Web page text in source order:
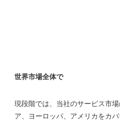
現段階では、当社のサービス市
ア、ヨーロッパ、アメリカをカ